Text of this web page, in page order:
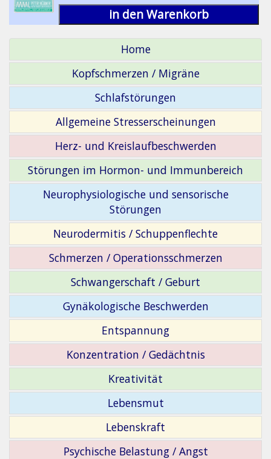
in den Warenkorb
Home
Kopfschmerzen / Migräne
Schlafstörungen
Allgemeine Stresserscheinungen
Herz- und Kreislaufbeschwerden
Störungen im Hormon- und Immunbereich
Neurophysiologische und sensorische
Störungen
Neurodermitis / Schuppenflechte
Schmerzen / Operationsschmerzen
Schwangerschaft / Geburt
Gynäkologische Beschwerden
Entspannung
Konzentration / Gedächtnis
Kreativität
Lebensmut
Lebenskraft
Psychische Belastung / Angst